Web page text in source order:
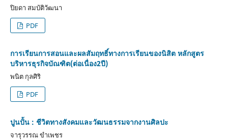
ปิยดา สมบัติวัฒนา
PDF
การเรียนการสอนและผลสัมฤทธิ์ทางการเรียนของนิสิต หลักสูตร
บริหารธุรกิจบัณฑิต(ต่อเนื่อง2ปี)
พนิต กุลศิริ
PDF
ปูนปั้น : ชีวิตทางสังคมและวัฒนธรรมจากงานศิลปะ
จารุวรรณ ขำเพชร